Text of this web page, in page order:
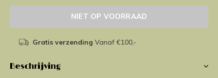
NIET OP VOORRAAD
Gratis verzending Vanaf €100,-
Beschrijving